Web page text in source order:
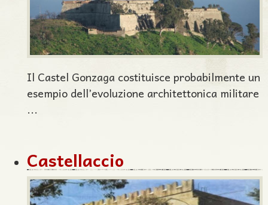
Il Castel Gonzaga costituisce probabilmente un
esempio dell’evoluzione architettonica militare
...
Castellaccio